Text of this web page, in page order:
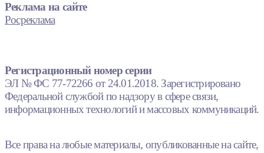
Реклама на сайте
Росреклама
Регистрационный номер серии
ЭЛ № ФС 77-72266 от 24.01.2018. Зарегистрировано
Федеральной службой по надзору в сфере связи,
информационных технологий и массовых коммуникаций.
Все права на любые материалы, опубликованные на сайте,